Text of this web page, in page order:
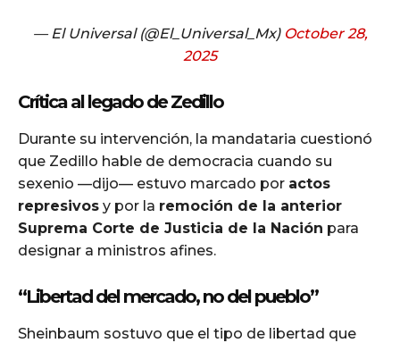
— El Universal (@El_Universal_Mx) October 28,
2025
Crítica al legado de Zedillo
Durante su intervención, la mandataria cuestionó
que Zedillo hable de democracia cuando su
sexenio —dijo— estuvo marcado por actos
represivos y por la remoción de la anterior
Suprema Corte de Justicia de la Nación para
designar a ministros afines.
“Libertad del mercado, no del pueblo”
Sheinbaum sostuvo que el tipo de libertad que